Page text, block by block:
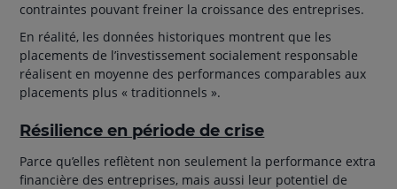
contraintes pouvant freiner la croissance des entreprises.
En réalité, les données historiques montrent que les
placements de l’investissement socialement responsable
réalisent en moyenne des performances comparables aux
placements plus « traditionnels ».
Résilience en période de crise
Parce qu’elles reflètent non seulement la performance extra
financière des entreprises, mais aussi leur potentiel de